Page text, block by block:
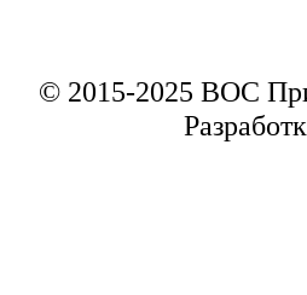
© 2015-2025 ВОС